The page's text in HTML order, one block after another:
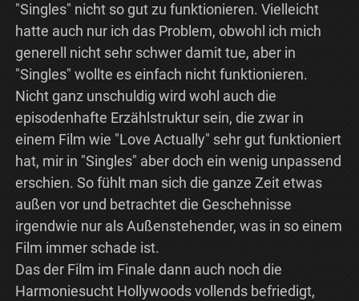
"Singles" nicht so gut zu funktionieren. Vielleicht
hatte auch nur ich das Problem, obwohl ich mich
generell nicht sehr schwer damit tue, aber in
"Singles" wollte es einfach nicht funktionieren.
Nicht ganz unschuldig wird wohl auch die
episodenhafte Erzählstruktur sein, die zwar in
einem Film wie "Love Actually" sehr gut funktioniert
hat, mir in "Singles" aber doch ein wenig unpassend
erschien. So fühlt man sich die ganze Zeit etwas
außen vor und betrachtet die Geschehnisse
irgendwie nur als Außenstehender, was in so einem
Film immer schade ist.
Das der Film im Finale dann auch noch die
Harmoniesucht Hollywoods vollends befriedigt,